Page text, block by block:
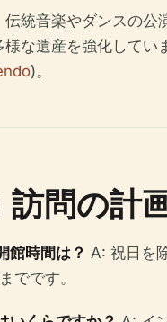
統音楽やダンスの公
様な遺産を強化してい
)。
訪問の計
館時間は？ A: 祝日を
でです。